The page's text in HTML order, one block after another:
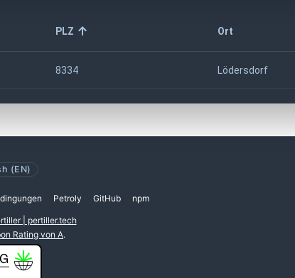
PLZ Ort
8334 Lödersdorf
(EN)
Petroly GitHub npm
| pertiller.tech
Rating von A.